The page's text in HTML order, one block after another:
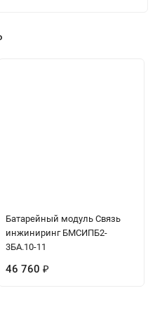
Батарейный модуль Связь
инжиниринг БМСИПБ2-
3БА.10-11
46 760 ₽